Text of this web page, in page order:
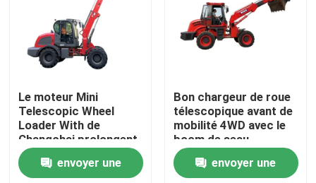
À la maison
Produits
À propos de nous
Le moteur Mini
Telescopic Wheel
Loader With de
Changchai prolongent
le boom de seau
envoyer une
Bon chargeur de roue
télescopique avant de
mobilité 4WD avec le
boom de seau
d'extension
envoyer une